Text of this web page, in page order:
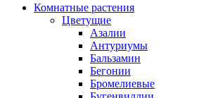
Комнатные растения
Цветущие
Азалии
Антуриумы
Бальзамин
Бегонии
Бромелиевые